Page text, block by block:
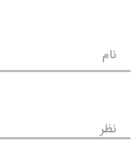
نام
نظر